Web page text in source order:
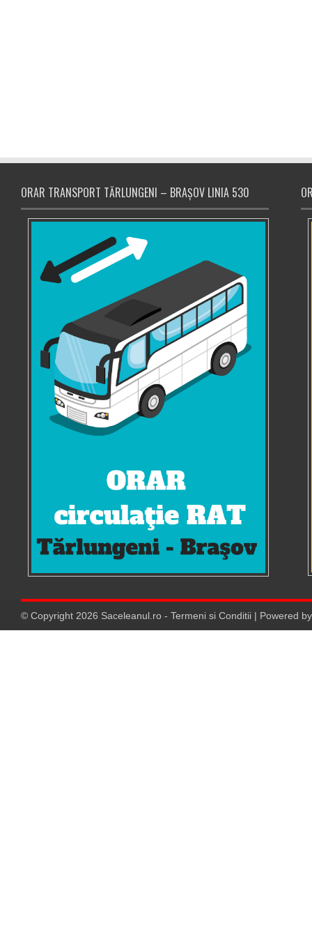
ORAR TRANSPORT TĂRLUNGENI – BRAȘOV LINIA 530
© Copyright 2026 Saceleanul.ro - Termeni si Conditii | Powered